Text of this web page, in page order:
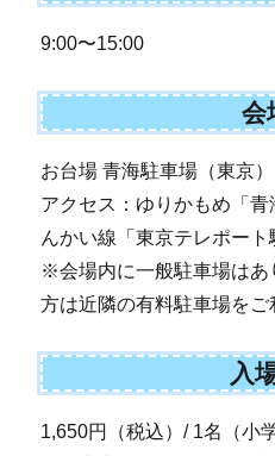
9:00〜15:00
会
お台場 青海駐車場（東京）
アクセス：ゆりかもめ「
んかい線「東京テレポー
※会場内に一般駐車場はあ
方は近隣の有料駐車場をご
入
1,650円（税込）/ 1名（小